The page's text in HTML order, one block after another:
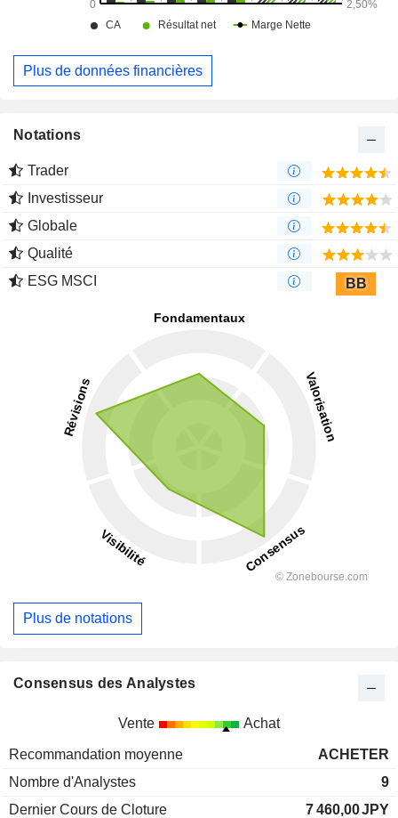
Plus de données financières
Notations
Trader
Investisseur
Globale
Qualité
ESG MSCI
BB
Plus de notations
Consensus des Analystes
Vente Achat
Recommandation moyenne
ACHETER
Nombre d'Analystes
9
Dernier Cours de Cloture
7 460,00JPY